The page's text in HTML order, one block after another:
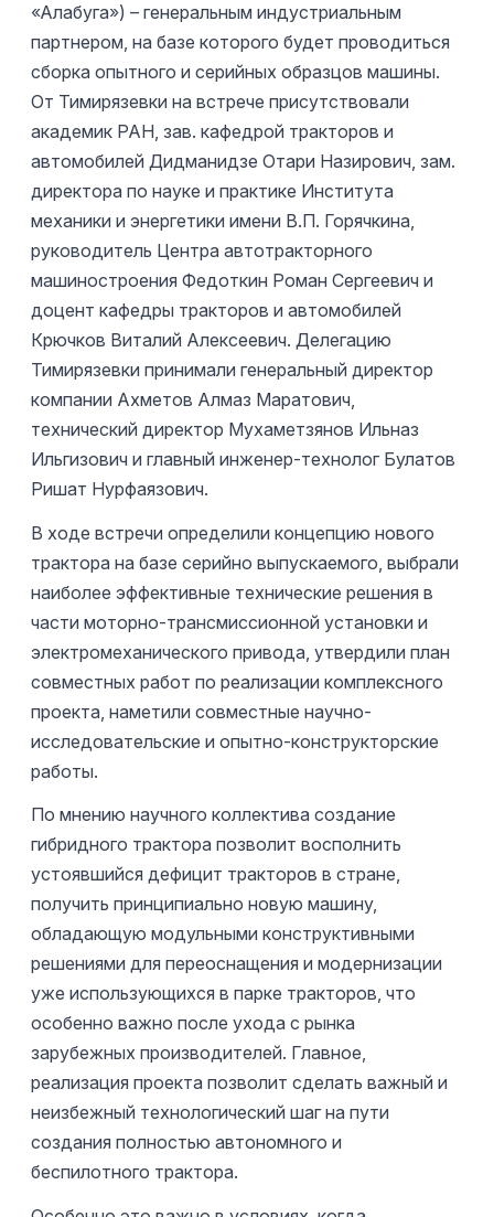
«Алабуга») – генеральным индустриальным
партнером, на базе которого будет проводиться
сборка опытного и серийных образцов машины.
От Тимирязевки на встрече присутствовали
академик РАН, зав. кафедрой тракторов и
автомобилей Дидманидзе Отари Назирович, зам.
директора по науке и практике Института
механики и энергетики имени В.П. Горячкина,
руководитель Центра автотракторного
машиностроения Федоткин Роман Сергеевич и
доцент кафедры тракторов и автомобилей
Крючков Виталий Алексеевич. Делегацию
Тимирязевки принимали генеральный директор
компании Ахметов Алмаз Маратович,
технический директор Мухаметзянов Ильназ
Ильгизович и главный инженер-технолог Булатов
Ришат Нурфаязович.
В ходе встречи определили концепцию нового
трактора на базе серийно выпускаемого, выбрали
наиболее эффективные технические решения в
части моторно-трансмиссионной установки и
электромеханического привода, утвердили план
совместных работ по реализации комплексного
проекта, наметили совместные научно-
исследовательские и опытно-конструкторские
работы.
По мнению научного коллектива создание
гибридного трактора позволит восполнить
устоявшийся дефицит тракторов в стране,
получить принципиально новую машину,
обладающую модульными конструктивными
решениями для переоснащения и модернизации
уже использующихся в парке тракторов, что
особенно важно после ухода с рынка
зарубежных производителей. Главное,
реализация проекта позволит сделать важный и
неизбежный технологический шаг на пути
создания полностью автономного и
беспилотного трактора.